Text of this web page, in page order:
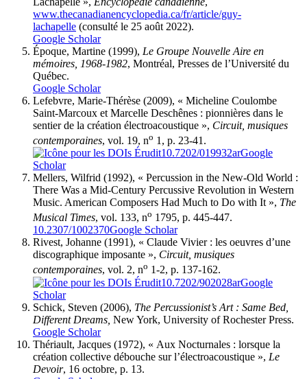
www.thecanadianencyclopedia.ca/fr/article/guy-
lachapelle (consulté le 25 août 2022).
Google Scholar
Époque, Martine (1999), Le Groupe Nouvelle Aire en
mémoires, 1968-1982, Montréal, Presses de l’Université du
Québec.
Google Scholar
Lefebvre, Marie-Thérèse (2009), « Micheline Coulombe
Saint-Marcoux et Marcelle Deschênes : pionnières dans le
sentier de la création électroacoustique », Circuit, musiques
contemporaines, vol. 19, no 1, p. 23-41.
10.7202/019932arGoogle
Scholar
Mellers, Wilfrid (1992), « Percussion in the New-Old World :
There Was a Mid-Century Percussive Revolution in Western
Music. American Composers Had Much to Do with It », The
Musical Times, vol. 133, no 1795, p. 445-447.
10.2307/1002370Google Scholar
Rivest, Johanne (1991), « Claude Vivier : les oeuvres d’une
discographique imposante », Circuit, musiques
contemporaines, vol. 2, no 1-2, p. 137-162.
10.7202/902028arGoogle
Scholar
Schick, Steven (2006), The Percussionist’s Art : Same Bed,
Different Dreams, New York, University of Rochester Press.
Google Scholar
Thériault, Jacques (1972), « Aux Nocturnales : lorsque la
création collective débouche sur l’électroacoustique », Le
Devoir, 16 octobre, p. 13.